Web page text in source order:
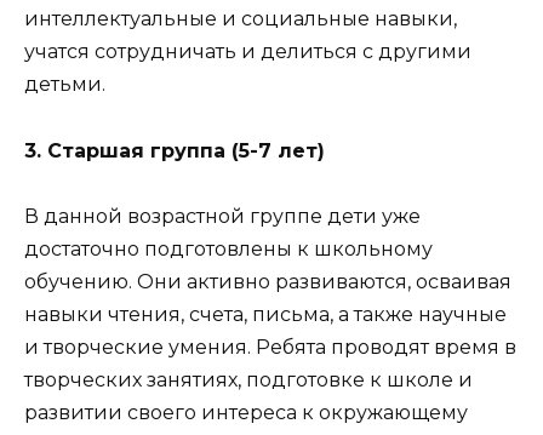
интеллектуальные и социальные навыки,
учатся сотрудничать и делиться с другими
детьми.
3. Старшая группа (5-7 лет)
В данной возрастной группе дети уже
достаточно подготовлены к школьному
обучению. Они активно развиваются, осваивая
навыки чтения, счета, письма, а также научные
и творческие умения. Ребята проводят время в
творческих занятиях, подготовке к школе и
развитии своего интереса к окружающему